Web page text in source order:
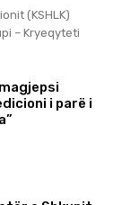
(KSHLK)
– Kryeqyteti
i parë i